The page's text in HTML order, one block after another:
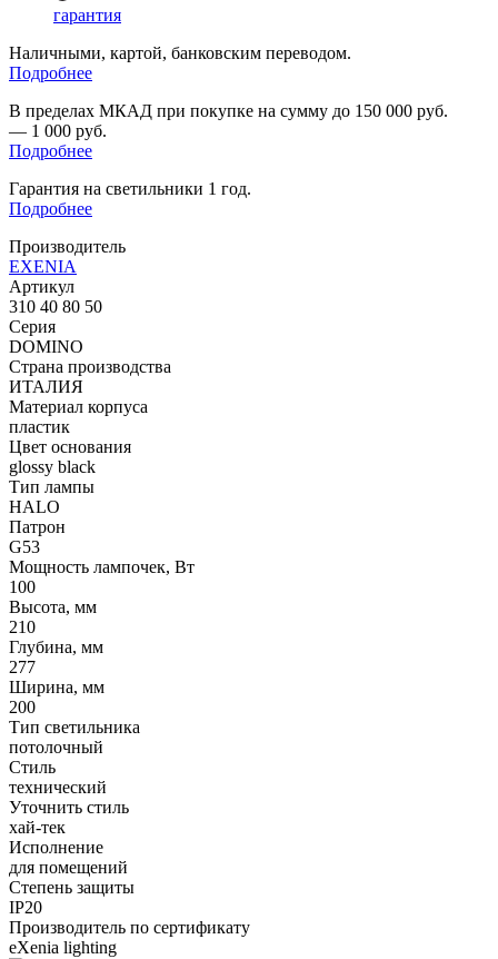
гарантия
Наличными, картой, банковским переводом.
Подробнее
В пределах МКАД при покупке на сумму до 150 000 руб.
— 1 000 руб.
Подробнее
Гарантия на светильники 1 год.
Подробнее
Производитель
EXENIA
Артикул
310 40 80 50
Серия
DOMINO
Страна производства
ИТАЛИЯ
Материал корпуса
пластик
Цвет основания
glossy black
Тип лампы
HALO
Патрон
G53
Мощность лампочек, Вт
100
Высота, мм
210
Глубина, мм
277
Ширина, мм
200
Тип светильника
потолочный
Стиль
технический
Уточнить стиль
хай-тек
Исполнение
для помещений
Степень защиты
IP20
Производитель по сертификату
eXenia lighting